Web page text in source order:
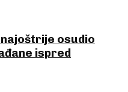
osudio
ispred